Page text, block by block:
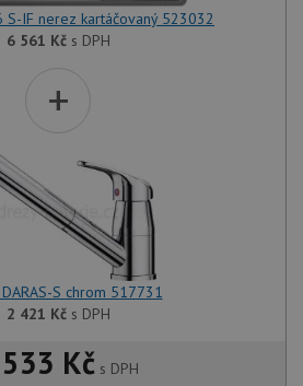
S-IF nerez kartáčovaný 523032
6 561 Kčs DPH
+
S chrom 517731
2 421 Kčs DPH
Kč s DPH